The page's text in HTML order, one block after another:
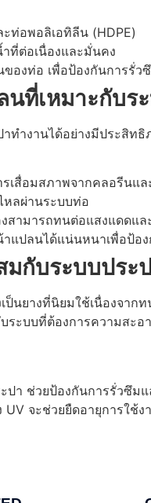
ท่อพอลิเอทิลีน (HDPE)
ที่ต่อเนื่องและมั่นคง
องท่อ เพื่อป้องกันการรั่ว
ที่เหมาะกับร
ำงานได้อย่างมีประสิ
เสื่อมสภาพจากคลอรีนแ
หลผ่านระบบท่อ
สามารถทนต่อแสงแดดแ
แปลนได้แน่นหนาเพื่อป้อ
มกับระบบประ
ป็นยางที่นิยมใช้เนื่องจาก
ะบบที่ต้องการความสะอ
ช่วยป้องกันการรั่วซึม
จะช่วยยืดอายุการใช้